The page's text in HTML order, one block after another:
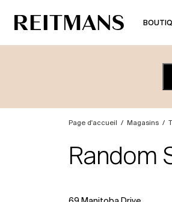
Page d'accueil / Magasins /
Random